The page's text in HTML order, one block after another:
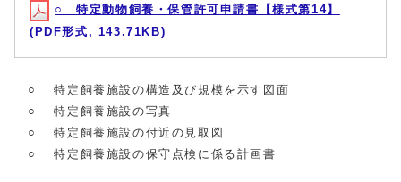
○ 特定動物飼養・保管許可申請書【様式第14】
(PDF形式, 143.71KB)
○ 特定飼養施設の構造及び規模を示す図面
○ 特定飼養施設の写真
○ 特定飼養施設の付近の見取図
○ 特定飼養施設の保守点検に係る計画書